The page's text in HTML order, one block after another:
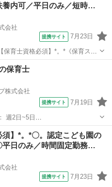
養内可／平日のみ／短時…
会社
提携サイト 7月23日
み／短時間勤務／車通勤可 [職
保育士
株式会社
提携サイト 7月19日
11:00~20:00 [勤務
須】*。*〇。認定こども園の
平日のみ／時間固定勤務…
会社
提携サイト 7月23日